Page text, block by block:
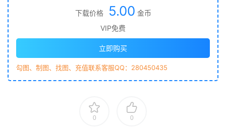
下载价格 5.00 金币
VIP免费
立即购买
勾图、制图、找图、充值联系客服QQ：280450435
0 0